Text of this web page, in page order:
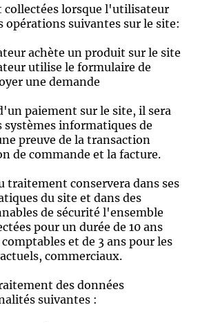
collectées lorsque l'utilisateur
opérations suivantes sur le site:
achète un produit sur le site
utilise le formulaire de
une demande
paiement sur le site, il sera
systèmes informatiques de
preuve de la transaction
de commande et la facture.
traitement conservera dans ses
du site et dans des
de sécurité l'ensemble
pour un durée de 10 ans
et de 3 ans pour les
commerciaux.
des données
suivantes :